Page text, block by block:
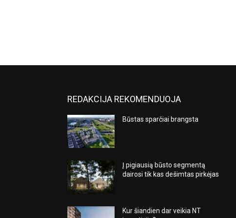
REDAKCIJA REKOMENDUOJA
Būstas sparčiai brangsta
Į pigiausią būsto segmentą
dairosi tik kas dešimtas pirkėjas
Kur šiandien dar veikia NT